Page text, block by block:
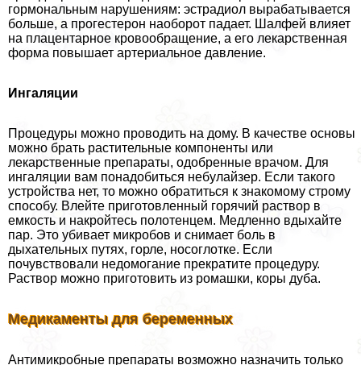
гормональным нарушениям: эстрадиол выpaбатывается
больше, а прогестерон наоборот падает. Шалфей влияет
на плацентарное кровообращение, а его лекарственная
форма повышает артериальное давление.
Ингаляции
Процедуры можно проводить на дому. В качестве основы
можно брать растительные компоненты или
лекарственные препараты, одобренные врачом. Для
ингаляции вам понадобиться небулайзер. Если такого
устройства нет, то можно обратиться к знакомому строму
способу. Влейте приготовленный горячий раствор в
емкость и накройтесь полотенцем. Медленно вдыхайте
пар. Это убивает микробов и снимает боль в
дыхательных путях, горле, носоглотке. Если
почувствовали недомогание прекратите процедуру.
Раствор можно приготовить из ромашки, коры дуба.
Медикаменты для беременных
Антимикробные препараты возможно назначить только